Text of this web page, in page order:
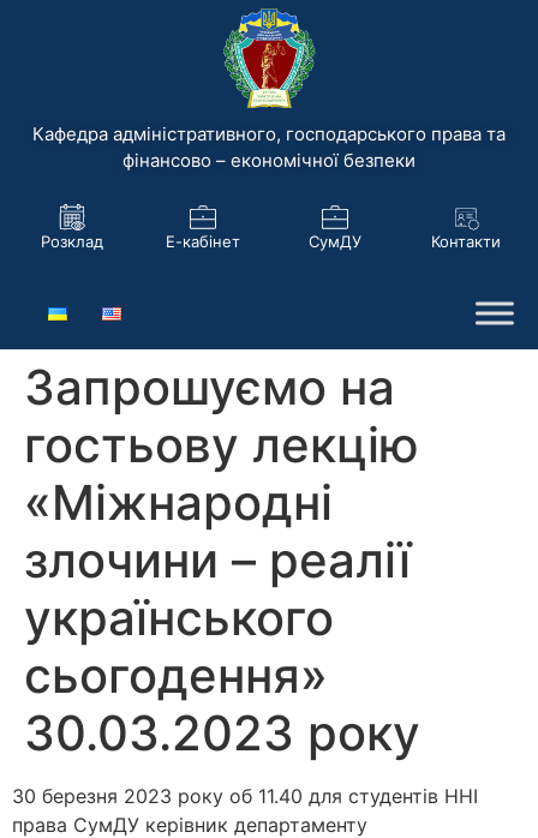
Кафедра адміністративного, господарського права та
фінансово – економічної безпеки
Розклад Е-кабінет СумДУ Контакти
Запрошуємо на
гостьову лекцію
«Міжнародні
злочини – реалії
українського
сьогодення»
30.03.2023 року
30 березня 2023 року об 11.40 для студентів ННІ
права СумДУ керівник департаменту